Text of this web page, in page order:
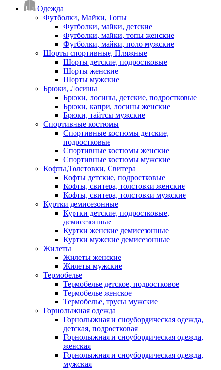
Одежда
Футболки, Майки, Топы
Футболки, майки, детские
Футболки, майки, топы женские
Футболки, майки, поло мужские
Шорты спортивные, Пляжные
Шорты детские, подростковые
Шорты женские
Шорты мужские
Брюки, Лосины
Брюки, лосины, детские, подростковые
Брюки, капри, лосины женские
Брюки, тайтсы мужские
Спортивные костюмы
Спортивные костюмы детские,
подростковые
Спортивные костюмы женские
Спортивные костюмы мужские
Кофты,Толстовки, Свитера
Кофты детские, подростковые
Кофты, свитера, толстовки женские
Кофты, свитера, толстовки мужские
Куртки демисезонные
Куртки детские, подростковые,
демисезонные
Куртки женские демисезонные
Куртки мужские демисезонные
Жилеты
Жилеты женские
Жилеты мужские
Термобелье
Термобелье детское, подростковое
Термобелье женское
Термобелье, трусы мужские
Горнолыжная одежда
Горнолыжная и сноубордическая одежда,
детская, подростковая
Горнолыжная и сноубордическая одежда,
женская
Горнолыжная и сноубордическая одежда,
мужская